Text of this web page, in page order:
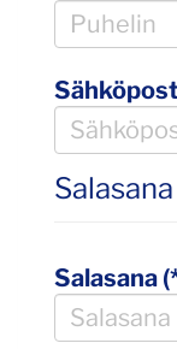
Salasana
Salasana